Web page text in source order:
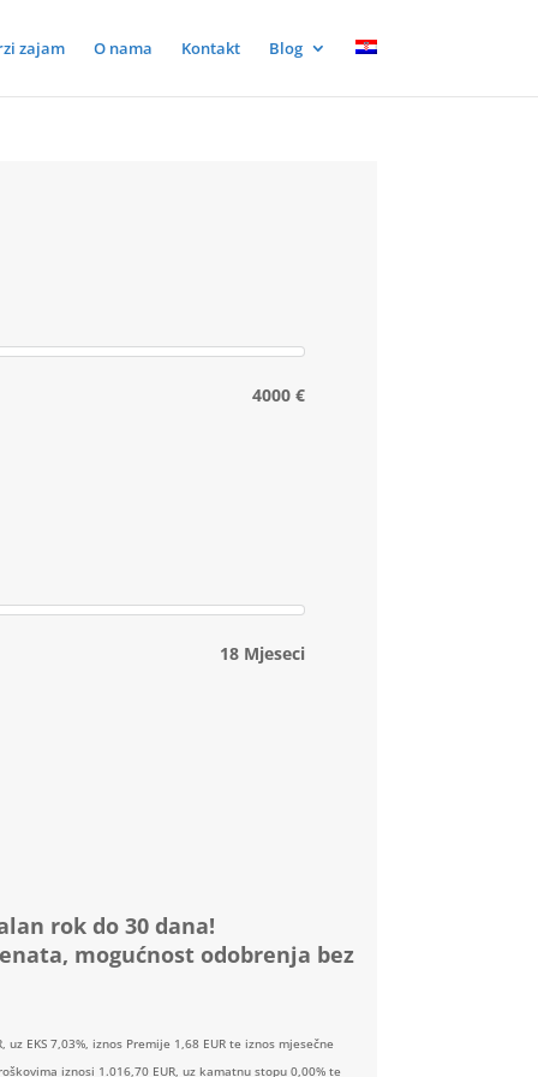
zajam O nama Kontakt Blog
4000 €
18 Mjeseci
rok do 30 dana!
mogućnost odobrenja bez
EKS 7,03%, iznos Premije 1,68 EUR te iznos mjesečne
iznosi 1.016,70 EUR, uz kamatnu stopu 0,00% te